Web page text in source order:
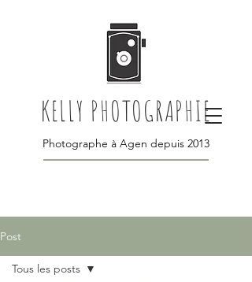
KELLY PHOTOGRAPHIE
Photographe à Agen depuis 2013
Post
Tous les posts